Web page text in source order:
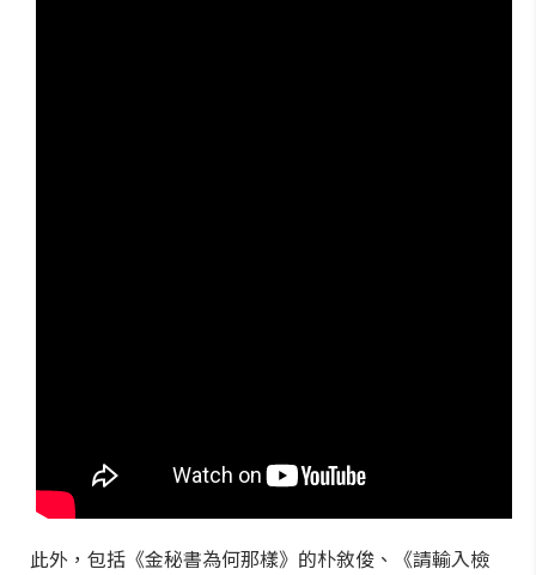
此外，包括《金秘書為何那樣》的朴敘俊、《請輸入檢